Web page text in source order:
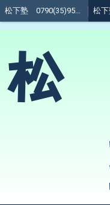
松下塾 0790(35)9511 @加西市 松